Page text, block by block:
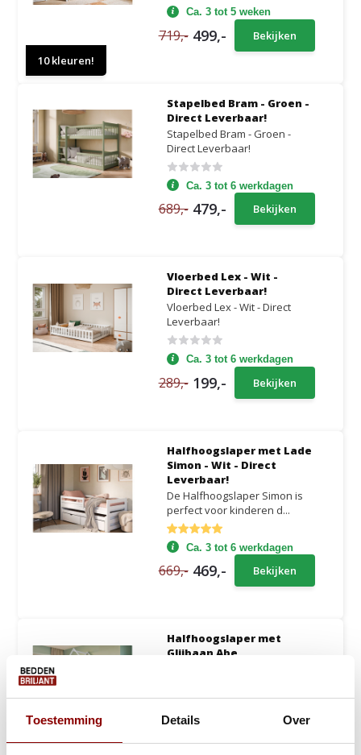
Toestemming Details Over
10 kleuren!
Ca. 3 tot 5 weken
719,- 499,- Bekijken
Stapelbed Bram - Groen -
Direct Leverbaar!
Stapelbed Bram - Groen -
Direct Leverbaar!
Ca. 3 tot 6 werkdagen
689,- 479,- Bekijken
Vloerbed Lex - Wit -
Direct Leverbaar!
Vloerbed Lex - Wit - Direct
Leverbaar!
Ca. 3 tot 6 werkdagen
289,- 199,- Bekijken
Halfhoogslaper met Lade
Simon - Wit - Direct
Leverbaar!
De Halfhoogslaper Simon is
perfect voor kinderen d...
Ca. 3 tot 6 werkdagen
669,- 469,- Bekijken
Halfhoogslaper met
Glijbaan Abe
Ca. 3 tot 5 weken
629,- 439,- Bekijken